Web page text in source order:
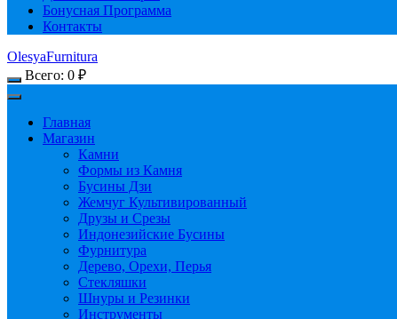
Бонусная Программа
Контакты
OlesyaFurnitura
Всего: 0 ₽
Главная
Магазин
Камни
Формы из Камня
Бусины Дзи
Жемчуг Культивированный
Друзы и Срезы
Индонезийские Бусины
Фурнитура
Дерево, Орехи, Перья
Стекляшки
Шнуры и Резинки
Инструменты